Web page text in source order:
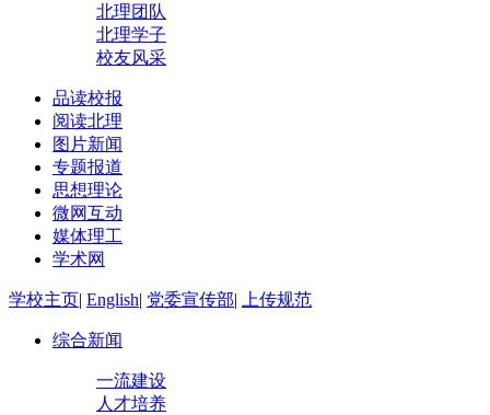
北理团队
北理学子
校友风采
品读校报
阅读北理
图片新闻
专题报道
思想理论
微网互动
媒体理工
学术网
学校主页| English| 党委宣传部| 上传规范
综合新闻
一流建设
人才培养